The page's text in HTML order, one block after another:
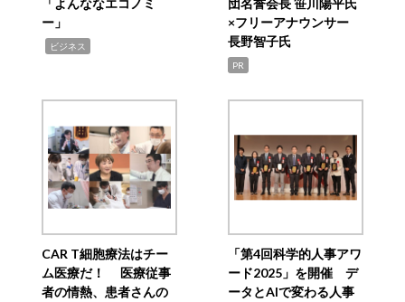
「よんななエコノミ
ー」
ビジネス
団名誉会長 笹川陽平氏
×フリーアナウンサー
長野智子氏
PR
CAR T細胞療法はチー
ム医療だ！ 医療従事
者の情熱、患者さんの
「第4回科学的人事アワ
ード2025」を開催 デ
ータとAIで変わる人事